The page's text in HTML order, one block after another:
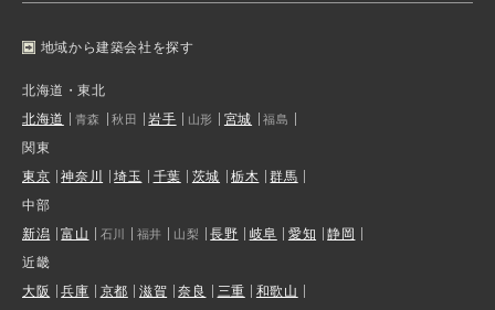
地域から建築会社を探す
北海道・東北
北海道
青森 秋田 岩手 山形 宮城 福島
関東
東京
神奈川 埼玉 千葉 茨城 栃木
群馬
中部
新潟
富山 石川 福井 山梨 長野 岐阜 愛知
静岡
近畿
大阪
兵庫 京都 滋賀 奈良 三重
和歌山